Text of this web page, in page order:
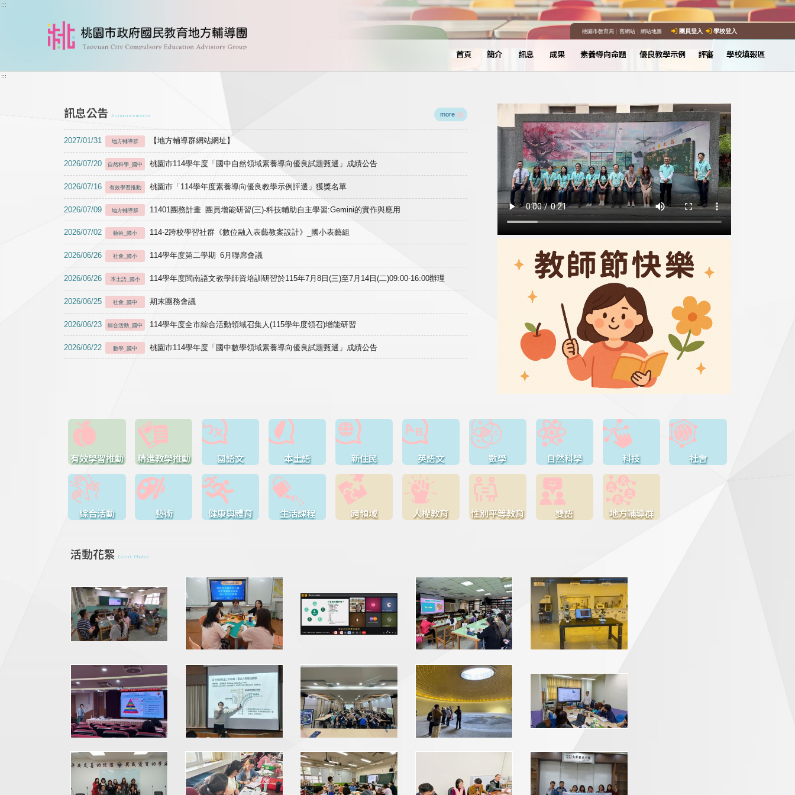
跳到主要內容
:::
桃園市教育局｜ 舊網站｜ 網站地圖 團員登入 學校登入
首頁 簡介 訊息 成果 素養導向命題 優良教學示例 評審 學校填報區
:::
訊息公告 Announcements more
2027/01/31 地方輔導群 【地方輔導群網站網址】
2026/07/20 自然科學_國中 桃園市114學年度「國中自然領域素養導向優良試題甄選」成績公告
2026/07/16 有效學習推動 桃園市「114學年度素養導向優良教學示例評選」獲獎名單
2026/07/09 地方輔導群 11401團務計畫 團員增能研習(三)-科技輔助自主學習:Gemini的實作與應用
2026/07/02 藝術_國小 114-2跨校學習社群《數位融入表藝教案設計》_國小表藝組
2026/06/26 社會_國小 114學年度第二學期 6月聯席會議
2026/06/26 本土語_國小 114學年度閩南語文教學師資培訓研習於115年7月8日(三)至7月14日(二)09:00-16:00辦理
2026/06/25 社會_國中 期末團務會議
2026/06/23 綜合活動_國中 114學年度全市綜合活動領域召集人(115學年度領召)增能研習
2026/06/22 數學_國中 桃園市114學年度「國中數學領域素養導向優良試題甄選」成績公告
有效學習推動 精進教學推動 國語文 本土語 新住民 英語文 數學 自然科學 科技 社會
綜合活動 藝術 健康與體育 生活課程 跨領域 人權教育 性別平等教育 雙語 地方輔導群
活動花絮 Event Photos